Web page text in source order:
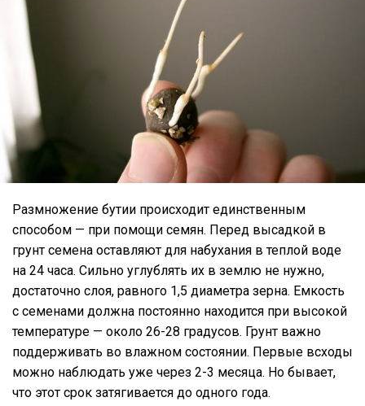
Размножение бутии происходит единственным
способом — при помощи семян. Перед высадкой в
грунт семена оставляют для набухания в теплой воде
на 24 часа. Сильно углублять их в землю не нужно,
достаточно слоя, равного 1,5 диаметра зерна. Емкость
с семенами должна постоянно находится при высокой
температуре — около 26-28 градусов. Грунт важно
поддерживать во влажном состоянии. Первые всходы
можно наблюдать уже через 2-3 месяца. Но бывает,
что этот срок затягивается до одного года.